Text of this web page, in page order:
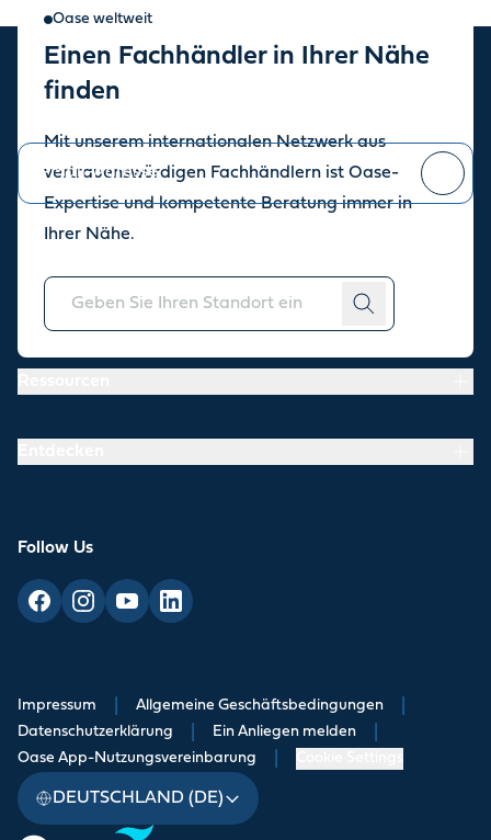
Oase weltweit
Einen Fachhändler in Ihrer Nähe
finden
Mit unserem internationalen Netzwerk aus
vertrauenswürdigen Fachhändlern ist Oase-
Expertise und kompetente Beratung immer in
Ihrer Nähe.
Oase Newsletter
Sie können sich jederzeit abmelden
Über uns
Follow Us
Impressum Allgemeine Geschäftsbedingungen
Datenschutzerklärung Ein Anliegen melden
Oase App-Nutzungsvereinbarung
DEUTSCHLAND (DE)